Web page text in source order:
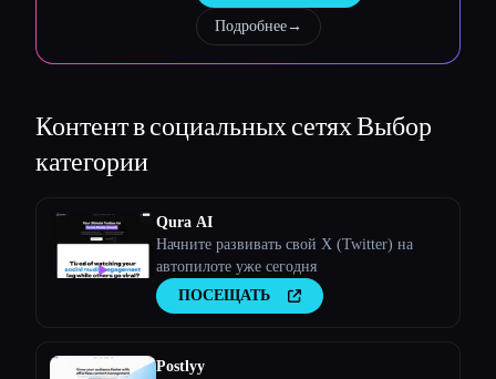
Подробнее→
Контент в социальных сетяхВыбор
категории
Qura AI
Начните развивать свой X (Twitter) на
автопилоте уже сегодня
ПОСЕЩАТЬ
Postlyy